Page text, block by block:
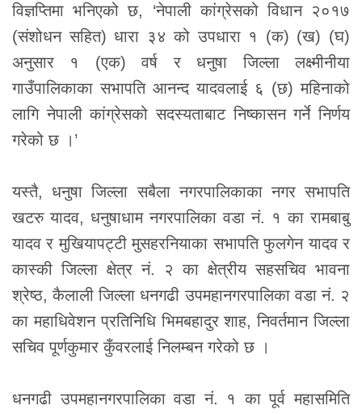
विज्ञप्तिमा भनिएको छ, ‘नेपाली कांग्रेसको विधान २०१७
(संशोधन सहित) धारा ३४ को उपधारा १ (क) (ख) (घ)
अनुसार १ (एक) वर्ष र धनुषा जिल्ला लक्ष्मीनीया
गाउँपालिकाका सभापति आनन्द यादवलाई ६ (छ) महिनाको
लागि नेपाली कांग्रेसको सदस्यताबाट निष्कासन गर्ने निर्णय
गरेको छ ।’
यस्तै, धनुषा जिल्ला सबैला नगरपालिकाका नगर सभापति
खटरु यादव, धनुषाधाम नगरपालिका वडा नं. १ का रामबाबु
यादव र मुखियापट्टी मुसहरनियाका सभापति फुलगेन यादव र
कास्की जिल्ला क्षेत्र नं. २ का क्षेत्रीय सहसचिव भावना
श्रेष्ठ, कैलाली जिल्ला धनगढी उपमहानगरपालिका वडा नं. २
का महाधिवेशन प्रतिनिधि भिमबहादुर शाह, निवर्तमान जिल्ला
सचिव पूर्णकुमार कुँवरलाई निलम्बन गरेको छ ।
धनगढी उपमहानगरपालिका वडा नं. १ का पूर्व महासमिति